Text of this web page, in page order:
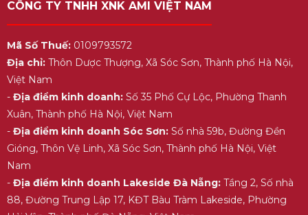
CÔNG TY TNHH XNK AMI VIỆT NAM
Mã Số Thuế:0109793572
Địa chỉ:Thôn Dược Thượng, Xã Sóc Sơn, Thành phố Hà Nội,
Việt Nam
- Địa điểm kinh doanh:Số 35 Phố Cự Lộc, Phường Thanh
Xuân, Thành phố Hà Nội, Việt Nam
- Địa điểm kinh doanh Sóc Sơn:Số nhà 59b, Đường Đền
Gióng, Thôn Vệ Linh, Xã Sóc Sơn, Thành phố Hà Nội, Việt
Nam
- Địa điểm kinh doanh Lakeside Đà Nẵng:Tầng 2, Số nhà
88, Đường Trung Lập 17, KĐT Bàu Tràm Lakeside, Phường